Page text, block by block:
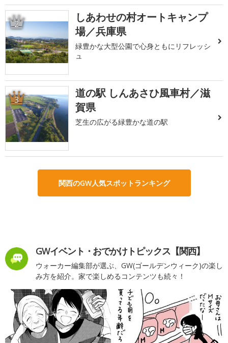
2
しあわせの村オートキャンプ
場／兵庫県
緑豊かな大型公園で心身ともにリフレッシ
ュ
3
道の駅 しんあさひ風車村／滋
賀県
芝生の広がる緑豊かな道の駅
関西のGW人気スポットランキング
GWイベント・おでかけトピックス【関西】
ウォーカー編集部が選ぶ、GW(ゴールデンウィーク)の楽し
み方を紹介。家で楽しめるコンテンツも続々！